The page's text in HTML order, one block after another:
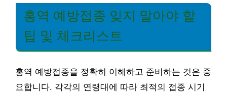
홍역 예방접종 잊지 말아야 할
팁 및 체크리스트
홍역 예방접종을 정확히 이해하고 준비하는 것은 중
요합니다. 각각의 연령대에 따라 최적의 접종 시기